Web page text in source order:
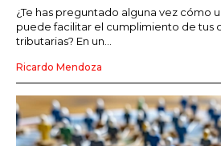
¿Te has preguntado alguna vez cómo
puede facilitar el cumplimiento de tus
tributarias? En un...
Ricardo Mendoza